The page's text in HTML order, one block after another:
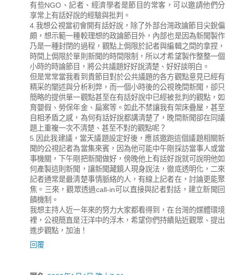
有些NGO、記者、經濟學者是節目的常客，可以邀請他們分
享常上有話好說的經驗與批判。
4.我想公視當初會開有話好說，除了外部台灣政論節目尖銳偏
頗，想示範一種較理想的政論節目外，內部也是因為新聞製作
乃是一種封閉的過程，觀點上侷限於記者與編輯之間的拿捏，
時間上侷限於單則新聞的時間限制，所以才希望製作整整一個
小時的時論節目，將公共議題好好說清楚、好好談明白。
但是常常當我看到貴節目對於公共議題的各方觀點意見已經有
精采的闡述與分析利弊，而一個小時後的公視晚間新聞，卻只
簡略的提供單一觀點甚至在有話好說中已經被批判的觀點，如
育嬰假、勞保年金、扁案等。如此不禁讓我有架床疊屋，甚至
自相矛盾之感，為何有話好說都講清楚了，晚間新聞卻在同議
題上重複一次不清楚、甚至不對的觀點呢？
5.因此我建議，當天議題設定好後，應該邀跑這個議題相關新
聞的公視記者為當集來賓，因為他可能中午剛採訪當事人或當
事機關，下午剛把新聞做好，傍晚他上有話好說就可說明他如
何產製這則新聞，讓新聞藏鏡人現身說法，徹底透明化，二來
記者通常是最清楚事情脈絡的人，有線上記者在，討論更能聚
焦。三來，觀眾透過call-in可以直接與記者對話，建立新聞回
饋機制。
我想主持人近一年來的努力大家都看得到，在台灣的媒體環境
裡，公視簡直是汪洋中的浮木，希望你們持續貼近觀眾、提出
進步觀點，加油！
回覆